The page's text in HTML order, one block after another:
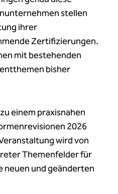
stellen
ihrer
Zertifizierungen.
mit bestehenden
bisher
einem praxisnahen
2026
wird von
Themenfelder für
neuen und geänderten